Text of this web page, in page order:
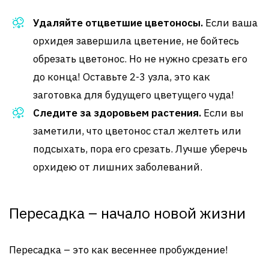
Удаляйте отцветшие цветоносы. Если ваша
орхидея завершила цветение, не бойтесь
обрезать цветонос. Но не нужно срезать его
до конца! Оставьте 2-3 узла, это как
заготовка для будущего цветущего чуда!
Следите за здоровьем растения. Если вы
заметили, что цветонос стал желтеть или
подсыхать, пора его срезать. Лучше уберечь
орхидею от лишних заболеваний.
Пересадка – начало новой жизни
Пересадка – это как весеннее пробуждение!